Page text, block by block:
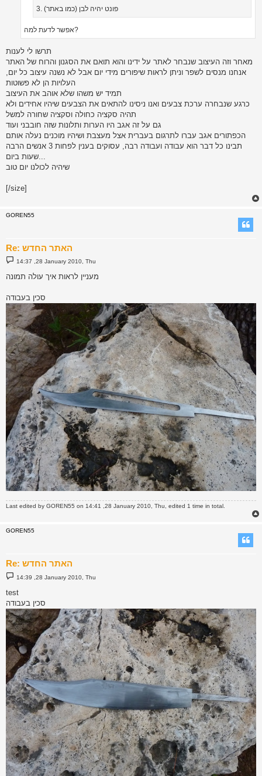
3. פונט יהיה לבן (כמו באתר)
אפשר לדעת למה?
תרשו לי לענות
מאחר וזה העיצוב שנבחר לאתר על ידינו והוא תואם את הסגנון והרוח של האתר
אנחנו מנסים לשפר וניתן לראות שיפורים מידי יום אבל לא נשנה עיצוב כל יום,
העלויות הן לא פשוטות
תמיד יש משהו שלא אוהב את העיצוב
כרגע שנבחרה ערכת צבעים ואנו ניסינו להתאים את הצבעים שיהיו אחידים ולא
תהיה סקציה כחולה וסקציה שחורה למשל
גם על זה אגב היו הערות ותלונות שזה חובבני ועוד
הכפתורים אגב עברו לתרגום בעברית אצל מעצבת ושיהיו מוכנים נעלה אותם
תבינו כל דבר הוא עבודה ועבודה רבה, עסוקים בענין לפחות 3 אנשים הרבה
שיהיה לכולנו יום טוב
[/size]
GOREN55
Re: האתר החדש
P
o
t
14:37 ,28 January 2010, Thu
מעניין לראות איך עולה תמונה
סכין בעבודה
Last edited by GOREN55 on 14:41 ,28 January 2010, Thu, edited 1 time in total.
GOREN55
Re: האתר החדש
P
o
t
14:39 ,28 January 2010, Thu
test
סכין בעבודה